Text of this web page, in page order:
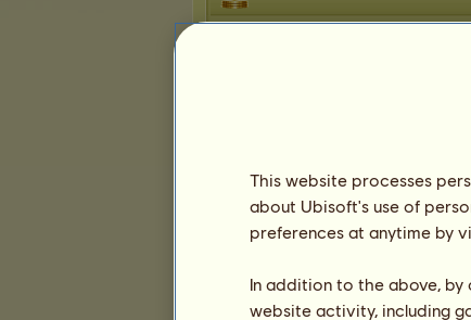
Präsentation
This website processes
about Ubisoft's use of
preferences at anytime by
In addition to the above, by
website activity, including